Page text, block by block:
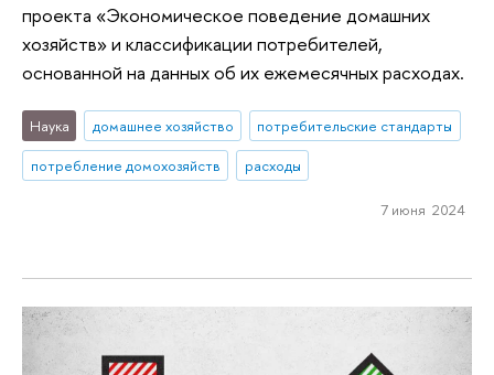
проекта «Экономическое поведение домашних
хозяйств» и классификации потребителей,
основанной на данных об их ежемесячных расходах.
Наука домашнее хозяйство
потребительские стандарты
потребление домохозяйств
расходы
7 июня 2024